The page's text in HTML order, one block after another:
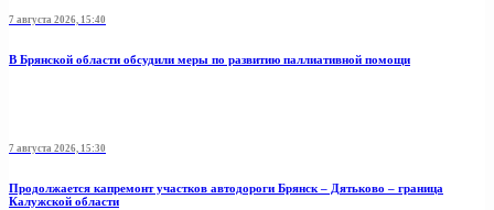
7 августа 2026, 15:40
В Брянской области обсудили меры по развитию паллиативной помощи
7 августа 2026, 15:30
Продолжается капремонт участков автодороги Брянск – Дятьково – граница
Калужской области